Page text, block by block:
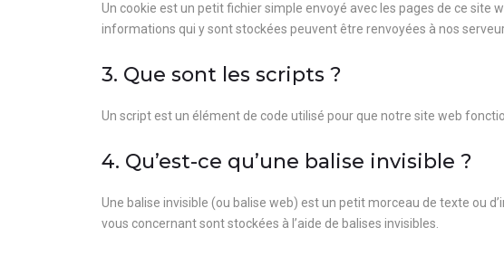
Un cookie est un petit fichier simple envoyé avec les pages de ce site
informations qui y sont stockées peuvent être renvoyées à nos
3. Que sont les scripts ?
Un script est un élément de code utilisé pour que notre site web
4. Qu’est-ce qu’une balise invisible ?
Une balise invisible (ou balise web) est un petit morceau de texte ou
vous concernant sont stockées à l’aide de balises invisibles.